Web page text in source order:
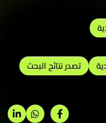
تصدر نتائج البحث